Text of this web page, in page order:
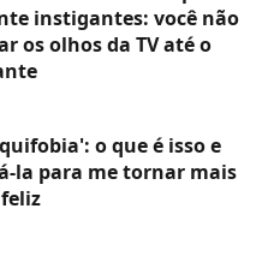
instigantes: você não
os olhos da TV até o
o que é isso e
la para me tornar mais